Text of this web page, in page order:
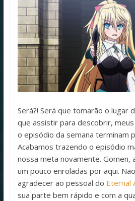
todos
outros!
Será?! Será que tomarão o lugar
que assistir para descobrir,
o episódio da semana terminam
Acabamos trazendo o episódio
nossa meta novamente. Gomen,
um pouco enroladas por aqui.
agradecer ao pessoal do Eternal
sua parte bem rápido e com a